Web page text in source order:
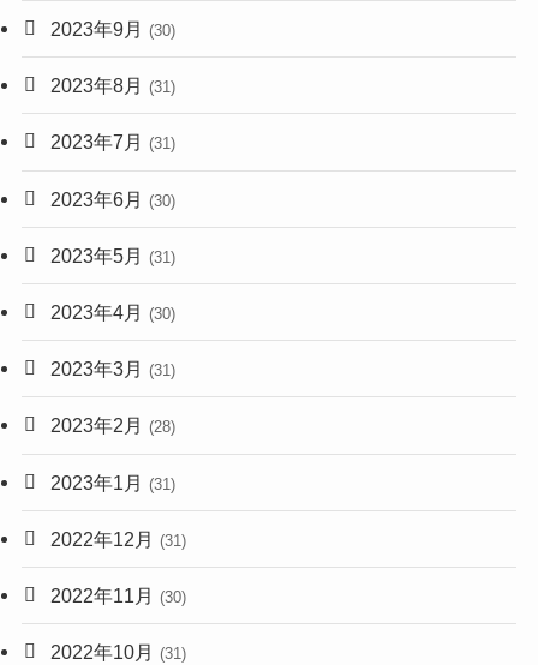
2023年9月 (30)
2023年8月 (31)
2023年7月 (31)
2023年6月 (30)
2023年5月 (31)
2023年4月 (30)
2023年3月 (31)
2023年2月 (28)
2023年1月 (31)
2022年12月 (31)
2022年11月 (30)
2022年10月 (31)